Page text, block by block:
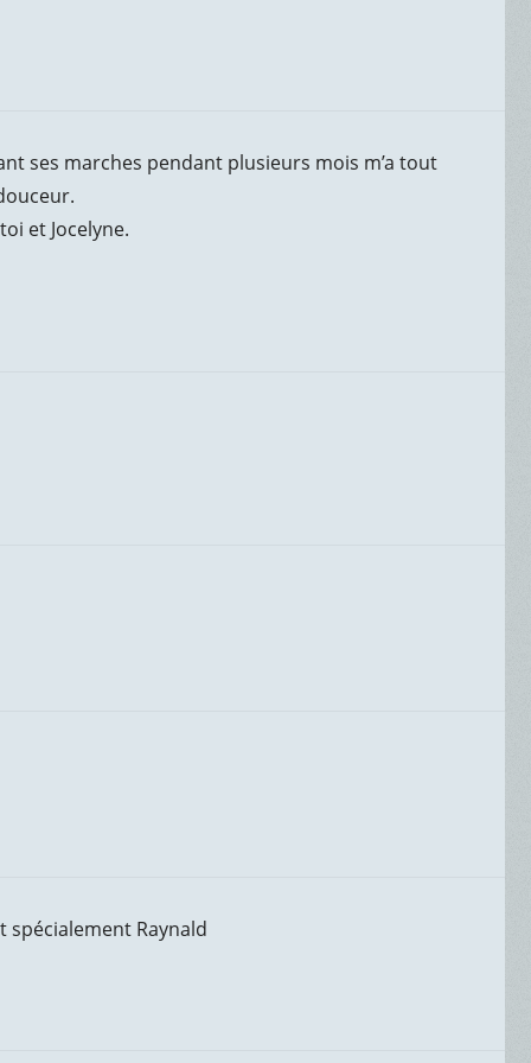
ses marches pendant plusieurs mois m’a tout
et Jocelyne.
Raynald